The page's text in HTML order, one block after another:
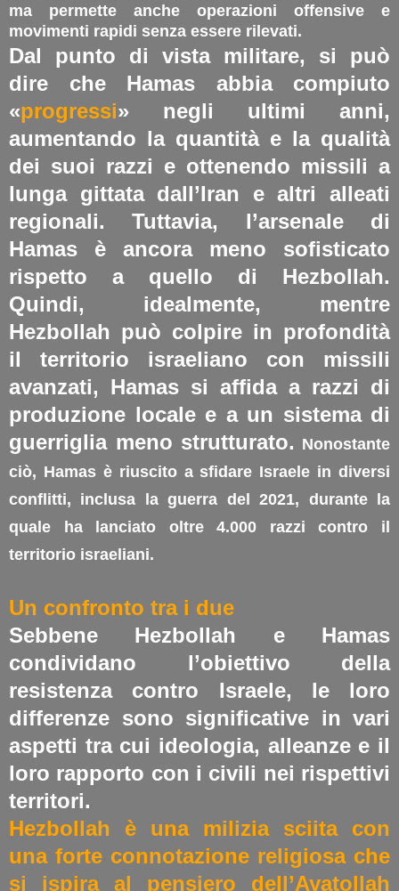
ma permette anche operazioni offensive e
movimenti rapidi senza essere rilevati​.
Dal punto di vista militare, si può
dire che Hamas abbia compiuto
«progressi» negli ultimi anni,
aumentando la quantità e la qualità
dei suoi razzi e ottenendo missili a
lunga gittata dall’Iran e altri alleati
regionali.Tuttavia, l’arsenale di
Hamas è ancora meno sofisticato
rispetto a quello di Hezbollah.
Quindi, idealmente, mentre
Hezbollah può colpire in profondità
il territorio israeliano con missili
avanzati, Hamas si affida a razzi di
produzione locale e a un sistema di
guerriglia meno strutturato. Nonostante
ciò, Hamas è riuscito a sfidare Israele in diversi
conflitti, inclusa la guerra del 2021, durante la
quale ha lanciato oltre 4.000 razzi contro il
territorio israeliani.
Un confronto tra i due
Sebbene Hezbollah e Hamas
condividano l’obiettivo della
resistenza contro Israele, le loro
differenze sono significative in vari
aspetti tra cui ideologia, alleanze e il
loro rapporto con i civili nei rispettivi
territori.
Hezbollah è una milizia sciita con
una forte connotazione religiosa che
si ispira al pensiero dell’Ayatollah